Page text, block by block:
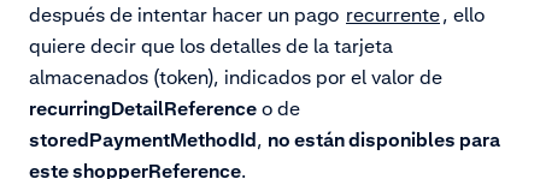
después de intentar hacer un pago recurrente, ello
quiere decir que los detalles de la tarjeta
almacenados (token), indicados por el valor de
recurringDetailReference o de
storedPaymentMethodId, no están disponibles para
este shopperReference.